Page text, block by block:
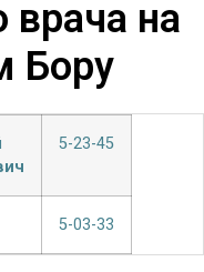
врача на
Бору
5-23-45
5-03-33